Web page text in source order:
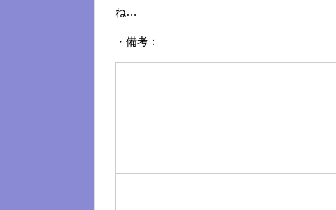
ね…
・備考：